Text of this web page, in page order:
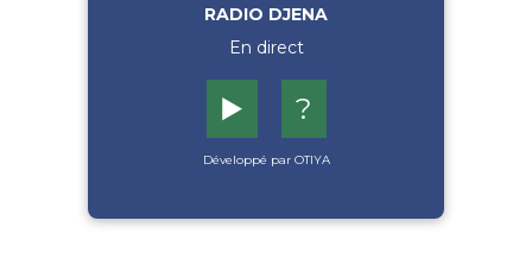
RADIO DJENA
En direct
▶️ ?
Développé par OTIYA